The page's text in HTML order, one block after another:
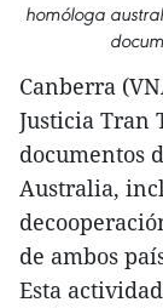
homóloga
Canberra
Justicia Tran
documentos
Australia,
de ambos
Esta